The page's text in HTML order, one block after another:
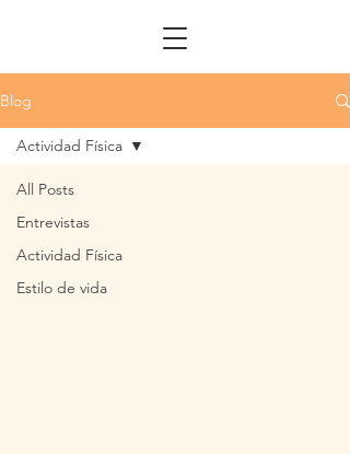
Blog
All Posts
Entrevistas
Actividad Física
Estilo de vida
Actividad Física